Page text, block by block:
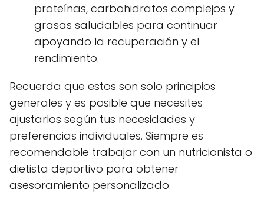
proteínas, carbohidratos complejos y
grasas saludables para continuar
apoyando la recuperación y el
rendimiento.
Recuerda que estos son solo principios
generales y es posible que necesites
ajustarlos según tus necesidades y
preferencias individuales. Siempre es
recomendable trabajar con un nutricionista o
dietista deportivo para obtener
asesoramiento personalizado.